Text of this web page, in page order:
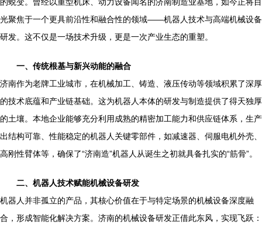
光聚焦于一个更具前沿性和融合性的领域——机器人技术与高端机械设备
研发。这不仅是一场技术升级，更是一次产业生态的重塑。
一、传统根基与新兴动能的融合
济南作为老牌工业城市，在机械加工、铸造、液压传动等领域积累了深厚
的技术底蕴和产业链基础。这为机器人本体的研发与制造提供了得天独厚
的土壤。本地企业能够充分利用成熟的精密加工能力和供应链体系，生产
出结构可靠、性能稳定的机器人关键零部件，如减速器、伺服电机外壳、
高刚性臂体等，确保了“济南造”机器人从诞生之初就具备扎实的“筋骨”。
二、机器人技术赋能机械设备研发
机器人并非孤立的产品，其核心价值在于与特定场景的机械设备深度融
合，形成智能化解决方案。济南的机械设备研发正借此东风，实现飞跃：